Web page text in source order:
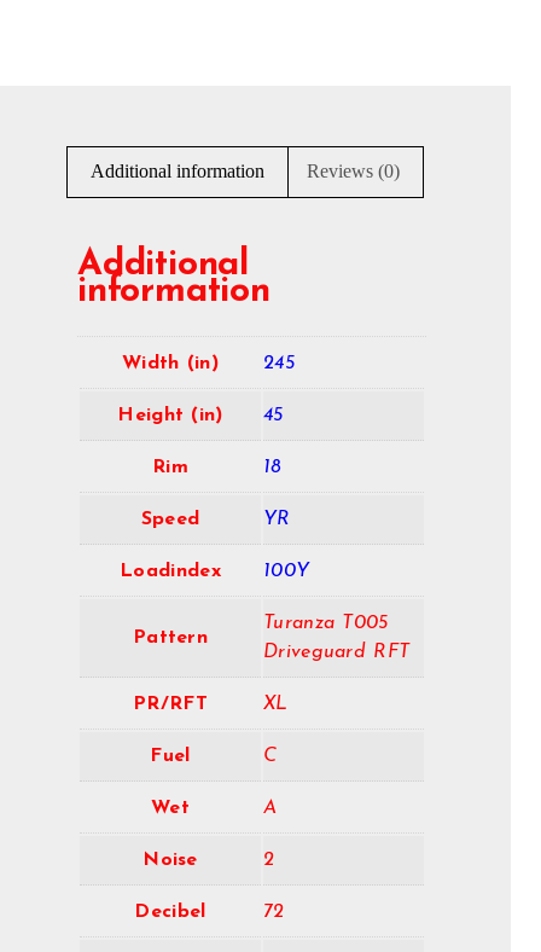
Additional information Reviews (0)
Additional
information
Width (in) 245
Height (in) 45
Rim 18
Speed YR
Loadindex 100Y
Pattern
Turanza T005
Driveguard RFT
PR/RFT XL
Fuel C
Wet A
Noise 2
Decibel 72